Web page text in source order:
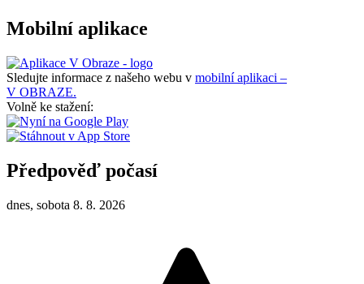
Mobilní aplikace
Sledujte informace z našeho webu v mobilní aplikaci –
V OBRAZE.
Volně ke stažení:
Předpověď počasí
dnes, sobota 8. 8. 2026